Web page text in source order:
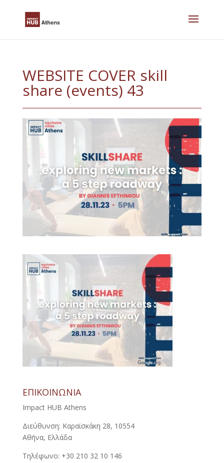
WEBSITE COVER skill
share (events) 43
ΕΠΙΚΟΙΝΩΝΙΑ
Impact HUB Athens
Διεύθυνση: Καραϊσκάκη 28, 10554
Αθήνα, Ελλάδα
Τηλέφωνο: +30 210 32 10 146